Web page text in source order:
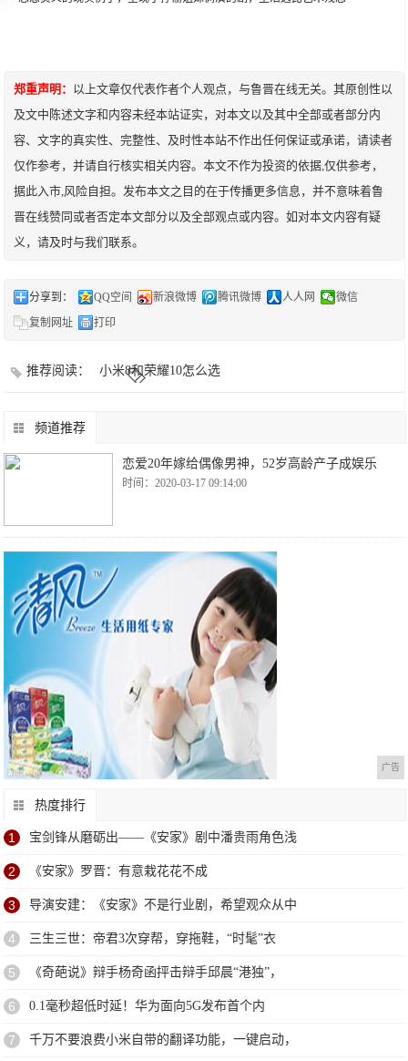
郑重声明： 以上文章仅代表作者个人观点，与鲁晋在线无关。其原创性以
及文中陈述文字和内容未经本站证实，对本文以及其中全部或者部分内
容、文字的真实性、完整性、及时性本站不作出任何保证或承诺，请读者
仅作参考，并请自行核实相关内容。本文不作为投资的依据,仅供参考，
据此入市,风险自担。发布本文之目的在于传播更多信息，并不意味着鲁
晋在线赞同或者否定本文部分以及全部观点或内容。如对本文内容有疑
义，请及时与我们联系。
分享到： QQ空间 新浪微博 腾讯微博 人人网
微信
复制网址
打印
推荐阅读： 小米8和荣耀10怎么选
频道推荐
恋爱20年嫁给偶像男神，52岁高龄产子成娱乐
时间：2020-03-17 09:14:00
广告
热度排行
1 宝剑锋从磨砺出――《安家》剧中潘贵雨角色浅
2 《安家》罗晋：有意栽花花不成
3 导演安建：《安家》不是行业剧，希望观众从中
4 三生三世：帝君3次穿帮，穿拖鞋，“时髦”衣
5 《奇葩说》辩手杨奇函抨击辩手邱晨“港独”，
6 0.1毫秒超低时延！华为面向5G发布首个内
7 千万不要浪费小米自带的翻译功能，一键启动，